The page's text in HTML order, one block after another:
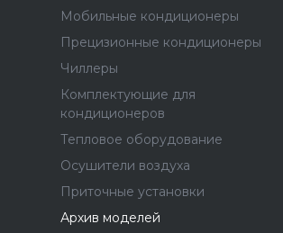
Мобильные кондиционеры
Прецизионные кондиционеры
Чиллеры
Комплектующие для
кондиционеров
Тепловое оборудование
Осушители воздуха
Приточные установки
Архив моделей